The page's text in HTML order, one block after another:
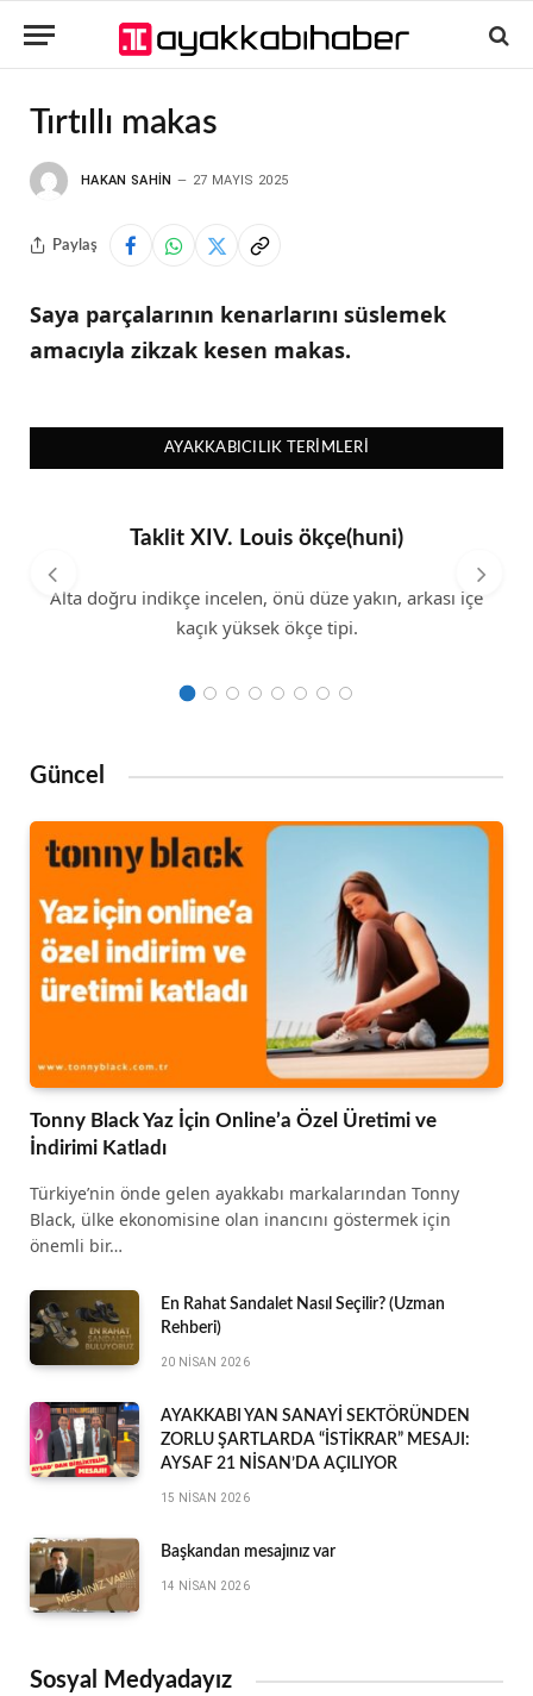
Tırtıllı makas
HAKAN SAHIN 27 MAYIS 2025
Paylaş
Saya parçalarının kenarlarını süslemek
amacıyla zikzak kesen makas.
AYAKKABICILIK TERIMLERI
Taklit XIV. Louis ökçe(huni)
Alta doğru indikçe incelen, önü düze yakın, arkası içe
kaçık yüksek ökçe tipi.
Güncel
Tonny Black Yaz İçin Online’a Özel Üretimi ve
İndirimi Katladı
Türkiye’nin önde gelen ayakkabı markalarından Tonny
Black, ülke ekonomisine olan inancını göstermek için
önemli bir…
En Rahat Sandalet Nasıl Seçilir? (Uzman
Rehberi)
20 NISAN 2026
AYAKKABI YAN SANAYİ SEKTÖRÜNDEN
ZORLU ŞARTLARDA “İSTİKRAR” MESAJI:
AYSAF 21 NİSAN’DA AÇILIYOR
15 NISAN 2026
Başkandan mesajınız var
14 NISAN 2026
Sosyal Medyadayız